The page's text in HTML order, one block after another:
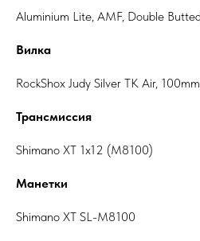
Aluminium Lite, AMF, Double
Вилка
RockShox Judy Silver TK Air,
Трансмиссия
Shimano XT 1x12 (M8100)
Манетки
Shimano XT SL-M8100